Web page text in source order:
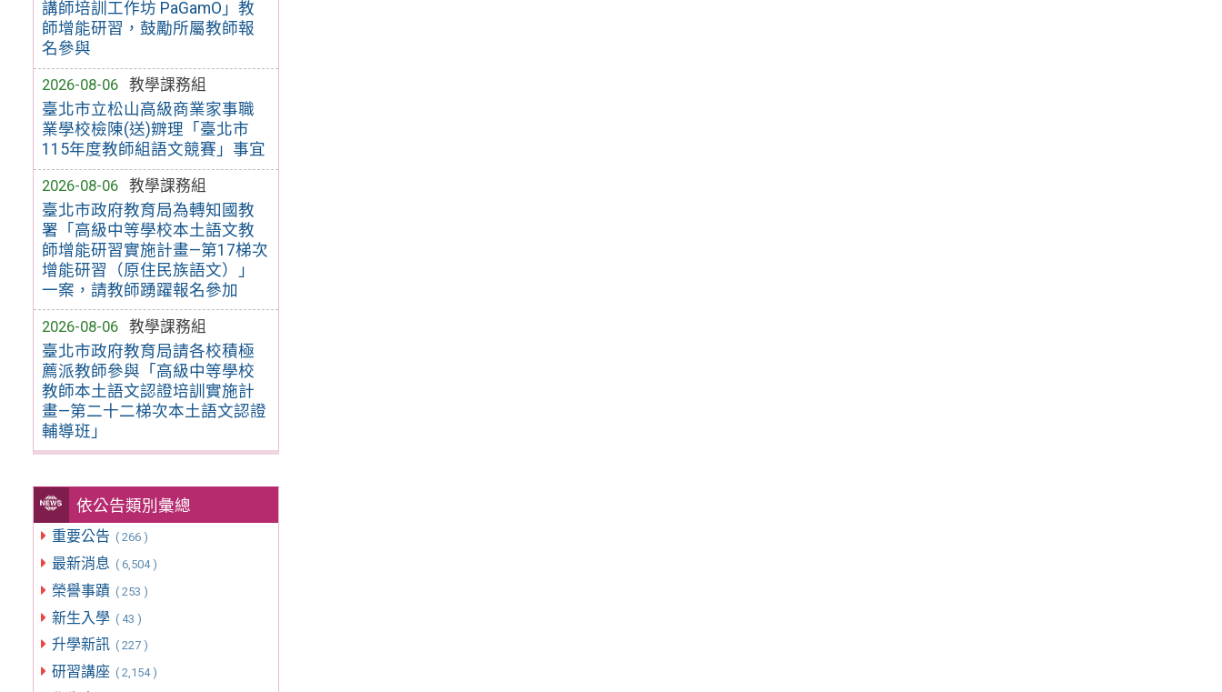
講師培訓工作坊 PaGamO」教
師增能研習，鼓勵所屬教師報
名參與
2026-08-06
教學課務組
臺北市立松山高級商業家事職
業學校檢陳(送)辧理「臺北市
115年度教師組語文競賽」事宜
2026-08-06
教學課務組
臺北市政府教育局為轉知國教
署「高級中等學校本土語文教
師增能研習實施計畫—第17梯次
增能研習（原住民族語文）」
一案，請教師踴躍報名參加
2026-08-06
教學課務組
臺北市政府教育局請各校積極
薦派教師參與「高級中等學校
教師本土語文認證培訓實施計
畫—第二十二梯次本土語文認證
輔導班」
依公告類別彙總
重要公告 ( 266 )
最新消息 ( 6,504 )
榮譽事蹟 ( 253 )
新生入學 ( 43 )
升學新訊 ( 227 )
研習講座 ( 2,154 )